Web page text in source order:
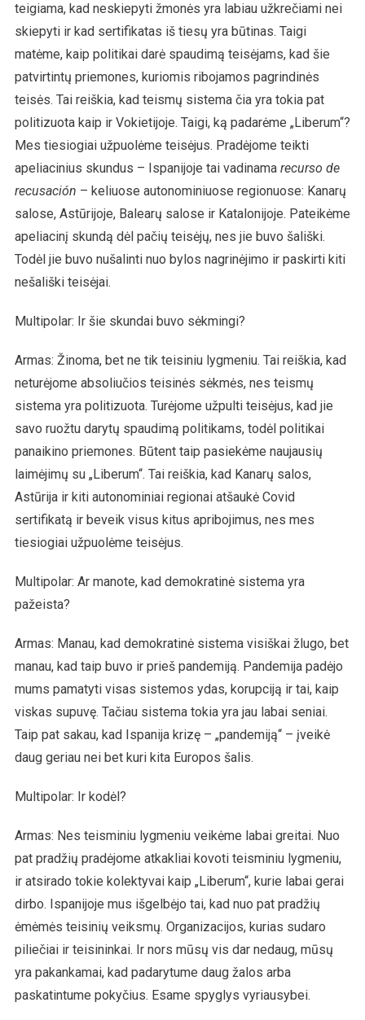
teigiama, kad neskiepyti žmonės yra labiau užkrečiami nei
skiepyti ir kad sertifikatas iš tiesų yra būtinas. Taigi
matėme, kaip politikai darė spaudimą teisėjams, kad šie
patvirtintų priemones, kuriomis ribojamos pagrindinės
teisės. Tai reiškia, kad teismų sistema čia yra tokia pat
politizuota kaip ir Vokietijoje. Taigi, ką padarėme „Liberum“?
Mes tiesiogiai užpuolėme teisėjus. Pradėjome teikti
apeliacinius skundus – Ispanijoje tai vadinama recurso de
recusación – keliuose autonominiuose regionuose: Kanarų
salose, Astūrijoje, Balearų salose ir Katalonijoje. Pateikėme
apeliacinį skundą dėl pačių teisėjų, nes jie buvo šališki.
Todėl jie buvo nušalinti nuo bylos nagrinėjimo ir paskirti kiti
nešališki teisėjai.
Multipolar: Ir šie skundai buvo sėkmingi?
Armas: Žinoma, bet ne tik teisiniu lygmeniu. Tai reiškia, kad
neturėjome absoliučios teisinės sėkmės, nes teismų
sistema yra politizuota. Turėjome užpulti teisėjus, kad jie
savo ruožtu darytų spaudimą politikams, todėl politikai
panaikino priemones. Būtent taip pasiekėme naujausių
laimėjimų su „Liberum“. Tai reiškia, kad Kanarų salos,
Astūrija ir kiti autonominiai regionai atšaukė Covid
sertifikatą ir beveik visus kitus apribojimus, nes mes
tiesiogiai užpuolėme teisėjus.
Multipolar: Ar manote, kad demokratinė sistema yra
pažeista?
Armas: Manau, kad demokratinė sistema visiškai žlugo, bet
manau, kad taip buvo ir prieš pandemiją. Pandemija padėjo
mums pamatyti visas sistemos ydas, korupciją ir tai, kaip
viskas supuvę. Tačiau sistema tokia yra jau labai seniai.
Taip pat sakau, kad Ispanija krizę – „pandemiją“ – įveikė
daug geriau nei bet kuri kita Europos šalis.
Multipolar: Ir kodėl?
Armas: Nes teisminiu lygmeniu veikėme labai greitai. Nuo
pat pradžių pradėjome atkakliai kovoti teisminiu lygmeniu,
ir atsirado tokie kolektyvai kaip „Liberum“, kurie labai gerai
dirbo. Ispanijoje mus išgelbėjo tai, kad nuo pat pradžių
ėmėmės teisinių veiksmų. Organizacijos, kurias sudaro
piliečiai ir teisininkai. Ir nors mūsų vis dar nedaug, mūsų
yra pakankamai, kad padarytume daug žalos arba
paskatintume pokyčius. Esame spyglys vyriausybei.